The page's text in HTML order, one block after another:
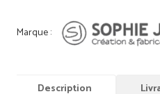
Description